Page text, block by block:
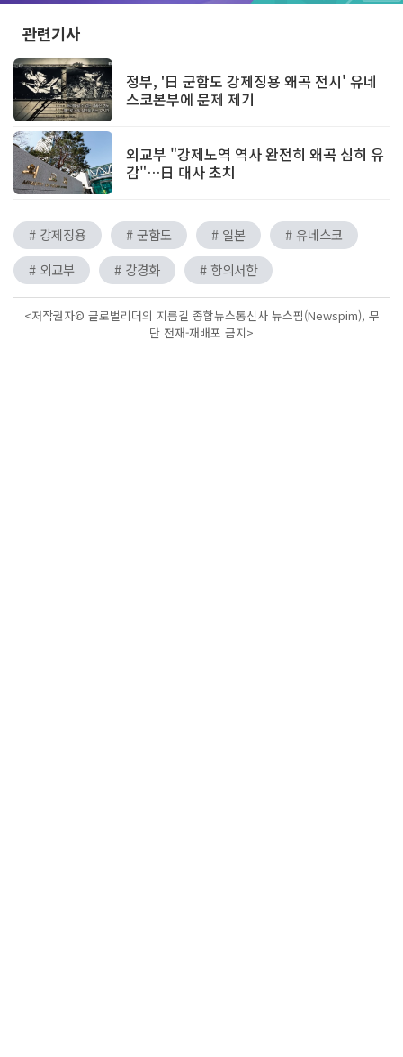
관련기사
정부, '日 군함도 강제징용 왜곡 전시' 유네
스코본부에 문제 제기
외교부 "강제노역 역사 완전히 왜곡 심히 유
감"…日 대사 초치
# 강제징용 # 군함도 # 일본
# 유네스코
# 외교부
# 강경화 # 항의서한
<저작권자© 글로벌리더의 지름길 종합뉴스통신사 뉴스핌(Newspim), 무
단 전재-재배포 금지>